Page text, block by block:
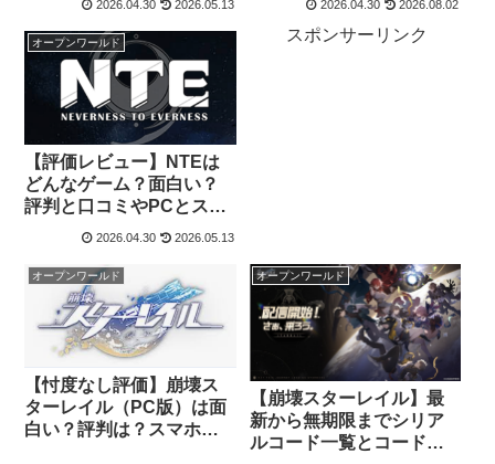
2026.04.30 2026.05.13 2026.04.30 2026.08.02
オープンワールド
【評価レビュー】NTEは
どんなゲーム？面白い？
評判と口コミやPCとスマ
ホ版の違いを解説
2026.04.30 2026.05.13
スポンサーリンク
オープンワールド
【忖度なし評価】崩壊ス
ターレイル（PC版）は面
白い？評判は？スマホ版
オープンワールド
【崩壊スターレイル】最
新から無期限までシリア
ルコード一覧とコード入